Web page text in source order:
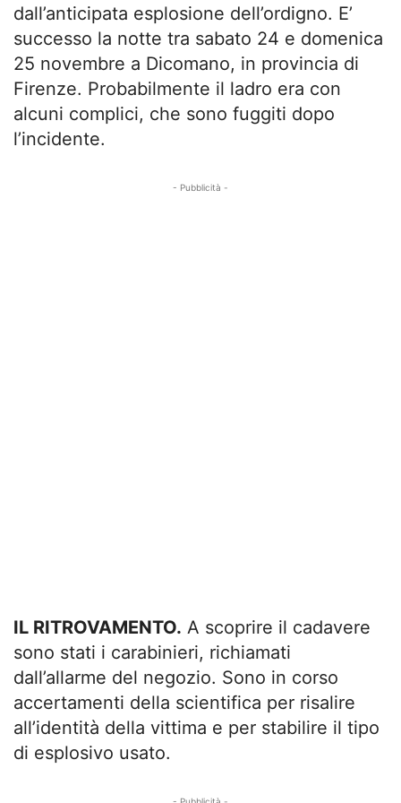
dall’anticipata esplosione dell’ordigno. E’
successo la notte tra sabato 24 e domenica
25 novembre a Dicomano, in provincia di
Firenze. Probabilmente il ladro era con
alcuni complici, che sono fuggiti dopo
l’incidente.
- Pubblicità -
IL RITROVAMENTO. A scoprire il cadavere
sono stati i carabinieri, richiamati
dall’allarme del negozio. Sono in corso
accertamenti della scientifica per risalire
all’identità della vittima e per stabilire il tipo
di esplosivo usato.
- Pubblicità -